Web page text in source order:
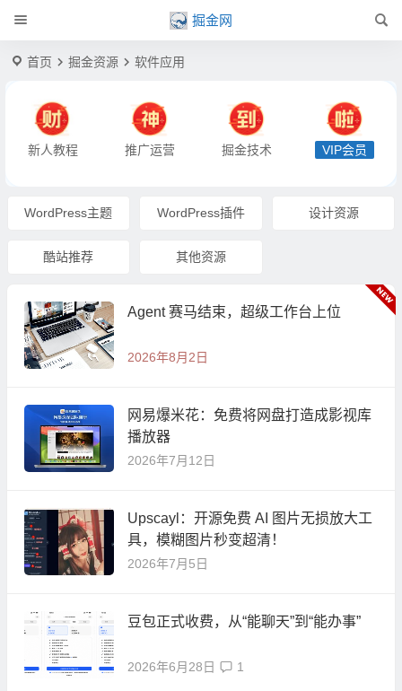
掘金网
首页 掘金资源 软件应用
新人教程 推广运营 掘金技术 VIP会员
WordPress主题 WordPress插件 设计资源
酷站推荐 其他资源
Agent 赛马结束，超级工作台上位
2026年8月2日
网易爆米花：免费将网盘打造成影视库
播放器
2026年7月12日
Upscayl：开源免费 AI 图片无损放大工
具，模糊图片秒变超清！
2026年7月5日
豆包正式收费，从“能聊天”到“能办事”
2026年6月28日 1